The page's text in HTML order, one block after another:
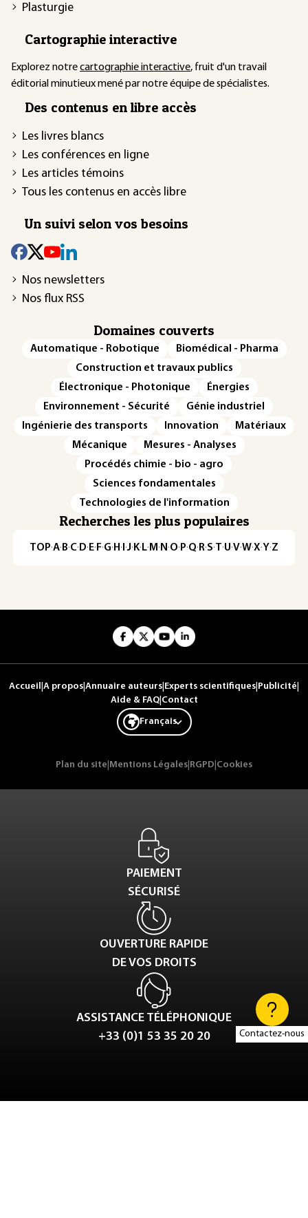
Contactez-nous
Plasturgie
Cartographie interactive
Explorez notrecartographie interactive, fruit d'un travail
éditorial minutieux mené par notre équipe de spécialistes.
Des contenus en libre accès
Les livres blancs
Les conférences en ligne
Les articles témoins
Tous les contenus en accès libre
Un suivi selon vos besoins
Nos newsletters
Nos flux RSS
Domaines couverts
Automatique - Robotique
Biomédical - Pharma
Construction et travaux publics
Électronique - Photonique
Énergies
Environnement - Sécurité
Génie industriel
Ingénierie des transports
Innovation
Matériaux
Mécanique
Mesures - Analyses
Procédés chimie - bio - agro
Sciences fondamentales
Technologies de l'information
Recherches les plus populaires
TOP·A·B·C· D· E· F·G· H · ·J· K· L· M · N ·O· P·Q· R·S·T·U·V·W·X·Y·Z
Accueil A propos Annuaire auteurs Experts scientifiques Publicité
Aide & FAQ| Contact
Français
Plan du site Mentions Légales RGPD Cookies
PAIEMENT
SÉCURISÉ
OUVERTURE RAPIDE
DE VOS DROITS
ASSISTANCE TÉLÉPHONIQUE
+33 (0)1 53 35 20 20